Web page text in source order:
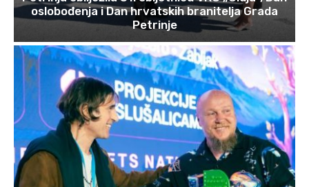
oslobođenja i Dan hrvatskih branitelja Grada
Petrinje